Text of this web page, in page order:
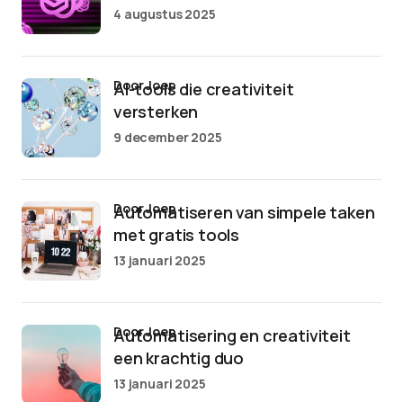
4 augustus 2025
AI-tools die creativiteit
versterken
door Joep
9 december 2025
Automatiseren van simpele taken
met gratis tools
door Joep
13 januari 2025
Automatisering en creativiteit
een krachtig duo
door Joep
13 januari 2025